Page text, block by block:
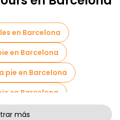
en Barcelona
en Barcelona
pie en Barcelona
en Barcelona
Barcelona
más